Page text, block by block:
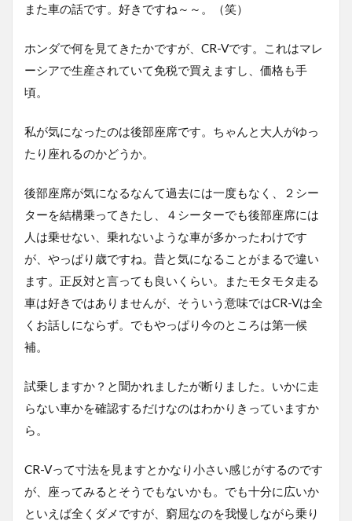
また車の話です。好きですね～～。（笑）
ホンダで何を見てきたかですが、CR-Vです。これはマレ
ーシアで生産されていて免税で買えますし、価格も手
頃。
私が気になったのは後部座席です。ちゃんと大人がゆっ
たり座れるのかどうか。
後部座席が気になるなんて過去には一度もなく、２シー
ターを結構乗ってきたし、４シーターでも後部座席には
人は乗せない、乗れないような車が多かったわけです
が、やっぱり歳ですね。昔と気になることがまるで違い
ます。正反対と言っても良いくらい。またモタモタ走る
車は好きではありませんが、そういう意味ではCR-Vは全
くお話しにならず。でもやっぱり今のところは第一候
補。
試乗しますか？と聞かれましたが断りました。いかに走
らない車かを確認するだけなのはわかりきっていますか
ら。
CR-Vって寸法を見ますとかなり小さい感じがするのです
が、座ってみるとそうでもないかも。でも十分に広いか
といえば全くダメですが、窮屈なのを我慢しながら乗り